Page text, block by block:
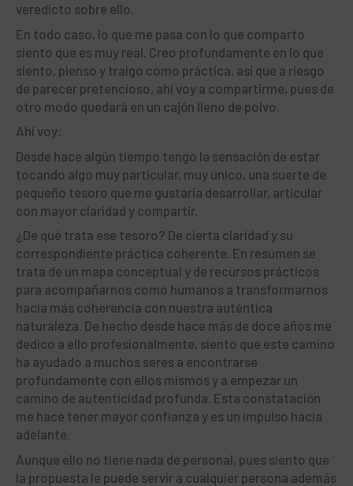
veredicto sobre ello.
En todo caso, lo que me pasa con lo que comparto
siento que es muy real. Creo profundamente en lo que
siento, pienso y traigo como práctica, así que a riesgo
de parecer pretencioso, ahí voy a compartirme, pues de
otro modo quedará en un cajón lleno de polvo.
Ahí voy:
Desde hace algún tiempo tengo la sensación de estar
tocando algo muy particular, muy único, una suerte de
pequeño tesoro que me gustaría desarrollar, articular
con mayor claridad y compartir.
¿De qué trata ese tesoro? De cierta claridad y su
correspondiente práctica coherente. En resumen se
trata de un mapa conceptual y de recursos prácticos
para acompañarnos como humanos a transformarnos
hacia más coherencia con nuestra auténtica
naturaleza. De hecho desde hace más de doce años me
dedico a ello profesionalmente, siento que este camino
ha ayudado a muchos seres a encontrarse
profundamente con ellos mismos y a empezar un
camino de autenticidad profunda. Esta constatación
me hace tener mayor confianza y es un impulso hacia
adelante.
Aunque ello no tiene nada de personal, pues siento que
la propuesta le puede servir a cualquier persona además